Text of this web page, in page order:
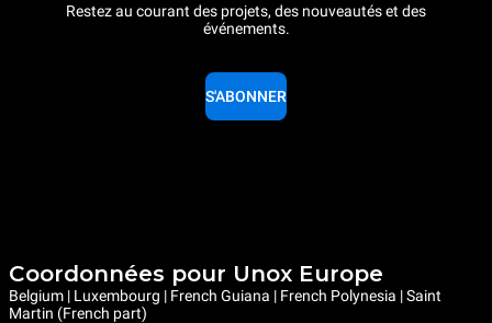
Restez au courant des projets, des nouveautés et des
événements.
S'ABONNER
Coordonnées pour Unox Europe
Belgium | Luxembourg | French Guiana | French Polynesia | Saint
Martin (French part)